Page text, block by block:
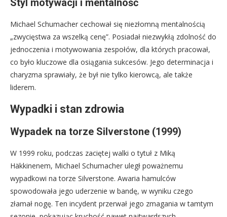
Styl motywacji i mentalność
Michael Schumacher cechował się niezłomną mentalnością
„zwycięstwa za wszelką cenę”. Posiadał niezwykłą zdolność do
jednoczenia i motywowania zespołów, dla których pracował,
co było kluczowe dla osiągania sukcesów. Jego determinacja i
charyzma sprawiały, że był nie tylko kierowcą, ale także
liderem.
Wypadki i stan zdrowia
Wypadek na torze Silverstone (1999)
W 1999 roku, podczas zaciętej walki o tytuł z Miką
Häkkinenem, Michael Schumacher uległ poważnemu
wypadkowi na torze Silverstone. Awaria hamulców
spowodowała jego uderzenie w bandę, w wyniku czego
złamał nogę. Ten incydent przerwał jego zmagania w tamtym